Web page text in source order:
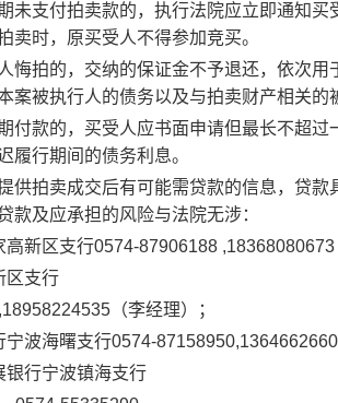
未支付拍卖款的，执行法院应立即通知
卖时，原买受人不得参加竞买。
悔拍的，交纳的保证金不予退还，依次
案被执行人的债务以及与拍卖财产相关的
付款的，买受人应书面申请但最长不超
履行期间的债务利息。
供拍卖成交后有可能需贷款的信息，贷
款及应承担的风险与法院无涉：
高新区支行0574-87906188
区支行
（李经理）；
宁波海曙支行0574-
银行宁波镇海支行